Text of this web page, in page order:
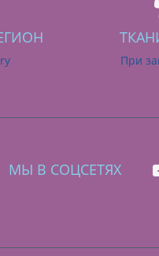
При
МЫ В СОЦСЕТЯХ